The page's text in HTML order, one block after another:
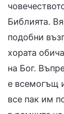
Библията.
подобни
хората
на Бог.
е всемогъщ
все пак им